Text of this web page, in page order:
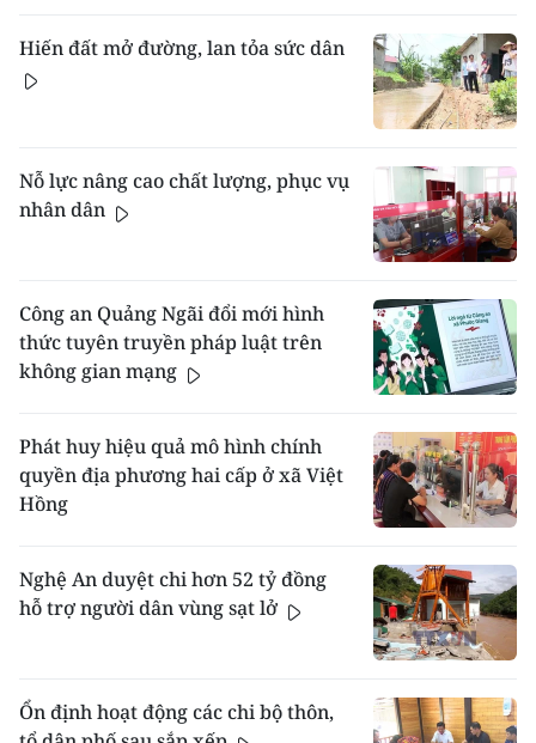
Hiến đất mở đường, lan tỏa sức dân
Nỗ lực nâng cao chất lượng, phục vụ
nhân dân
Công an Quảng Ngãi đổi mới hình
thức tuyên truyền pháp luật trên
không gian mạng
Phát huy hiệu quả mô hình chính
quyền địa phương hai cấp ở xã Việt
Hồng
Nghệ An duyệt chi hơn 52 tỷ đồng
hỗ trợ người dân vùng sạt lở
Ổn định hoạt động các chi bộ thôn,